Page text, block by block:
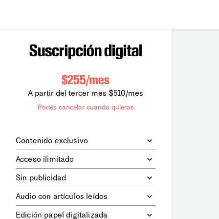
Suscripción digital
$255/mes
A partir del tercer mes $510/mes
Podés cancelar cuando quieras
Contenido exclusivo
digitales dela diaria
los contenidos de Le Monde
diplomatique.
Acceso ilimitado
contenidos.
Sin publicidad
publicitarios.
Audio con artículos leídos
Edición papel digitalizada